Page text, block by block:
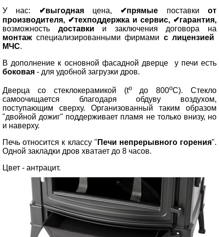
У нас: ✔выгоднаяцена, ✔прямые поставкиот
производителя, ✔техподдержка и сервис, ✔гарантия,
возможность доставки и заключения договора на
монтажспециализированными фирмами с лицензией
МЧС.
В дополнение к основной фасадной дверце у печи есть
боковая - для удобной загрузки дров.
Дверца со стеклокерамикой (tодо 800оС). Стекло
самоочищается благодаря обдуву воздухом,
поступающим сверху. Организованный таким образом
"двойной дожиг" поддерживает пламя не только внизу, но
и наверху.
Печь относится к классу " Печи непрерывного горения".
Одной закладки дров хватает до 8 часов.
Цвет - антрацит.